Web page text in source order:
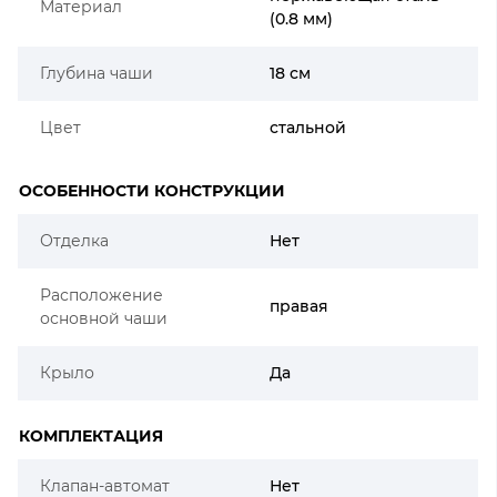
Материал
(0.8 мм)
Глубина чаши 18 см
Цвет стальной
ОСОБЕННОСТИ КОНСТРУКЦИИ
Отделка Нет
Расположение
основной чаши
правая
Крыло Да
КОМПЛЕКТАЦИЯ
Клапан-автомат Нет